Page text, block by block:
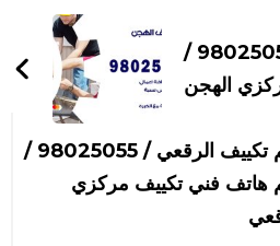
رقم تكييف الهجن / 98025055 /
الهجن
رقم تكييف الرقعي / 98025055 /
هاتف فني تكييف مركزي